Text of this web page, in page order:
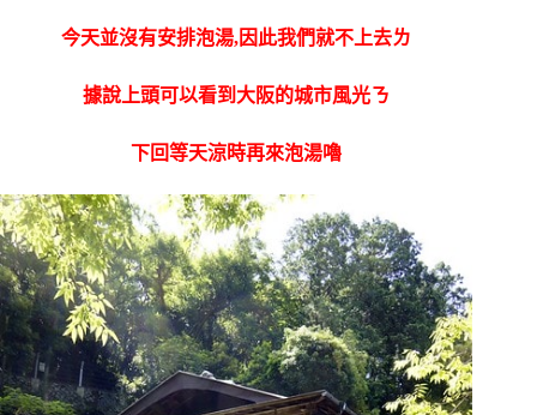
今天並沒有安排泡湯,因此我們就不上去ㄌ
據說上頭可以看到大阪的城市風光ㄋ
下回等天涼時再來泡湯嚕